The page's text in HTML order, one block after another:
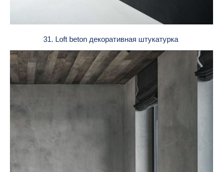
31. Loft beton декоративная штукатурка